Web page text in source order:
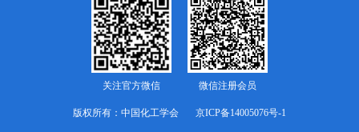
关注官方微信 微信注册会员
版权所有：中国化工学会 京ICP备14005076号-1